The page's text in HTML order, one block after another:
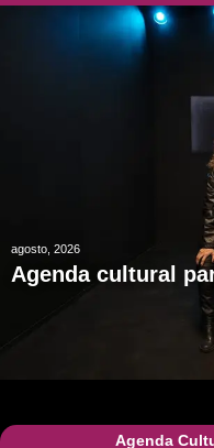
agosto, 2026
Agenda cultural
Agenda